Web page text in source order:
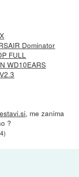
Dominator
FULL
WD10EARS
, me zanima
?
)